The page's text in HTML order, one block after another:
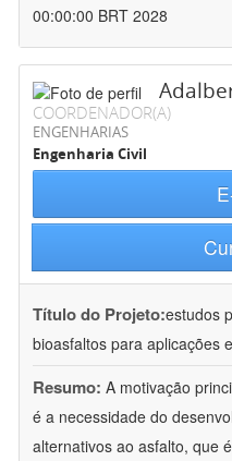
00:00:00 BRT 2028
COORDENADOR(A)
ENGENHARIAS
Engenharia Civil
Título do Projeto:estudos
bioasfaltos para aplicações
Resumo: A motivação
é a necessidade do
alternativos ao asfalto, que